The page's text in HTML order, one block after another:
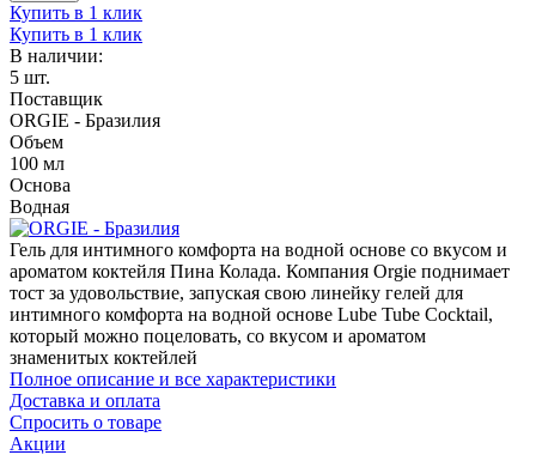
Купить в 1 клик
Купить в 1 клик
В наличии:
5 шт.
Поставщик
ORGIE - Бразилия
Объем
100 мл
Основа
Водная
Гель для интимного комфорта на водной основе со вкусом и
ароматом коктейля Пина Колада. Компания Orgie поднимает
тост за удовольствие, запуская свою линейку гелей для
интимного комфорта на водной основе Lube Tube Cocktail,
который можно поцеловать, со вкусом и ароматом
знаменитых коктейлей
Полное описание и все характеристики
Доставка и оплата
Спросить о товаре
Акции